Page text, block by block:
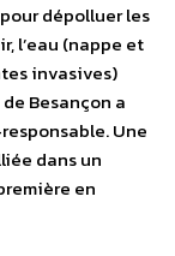
dépolluer les
l’eau (nappe et
invasives)
Besançon a
Une
dans un
en